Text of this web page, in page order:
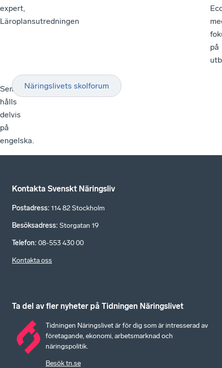
expert,
Läroplansutredningen
på
Seminariet
hålls
delvis
på
engelska.
Näringslivets skolforum
Kontakta Svenskt Näringsliv
Postadress: 114 82 Stockholm
Besöksadress: Storgatan 19
Telefon: 08-553 430 00
Kontakta oss
Ta del av fler nyheter på Tidningen Näringslivet
Tidningen Näringslivet är för dig som är intresserad av
företagande, ekonomi, arbetsmarknad och
näringspolitik.
Besök tn.se